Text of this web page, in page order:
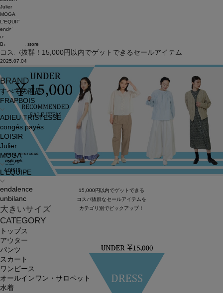
BRAND
すべての商品
FRAPBOIS
ADIEU TRISTESSE
congés payés
LOISIR
Julier
MOGA
L'EQUIPE
endalence
unbilanc
大きいサイズ
CATEGORY
トップス
アウター
パンツ
スカート
ワンピース
オールインワン・サロペット
水着
Julier
MOGA
L'EQUIPE
endalence
unbilanc
BIGI online store
コスパ抜群！15,000円以内でゲットできるセールアイテム
2025.07.04
15,000円以内でゲットできる
コスパ抜群なセールアイテムを
カテゴリ別でピックアップ！